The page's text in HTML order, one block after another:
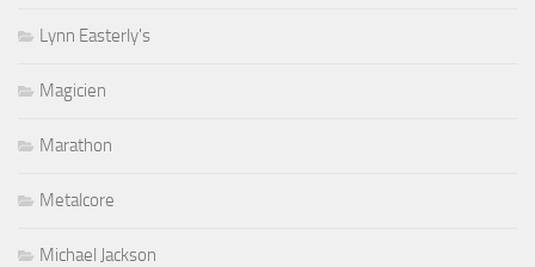
Lynn Easterly's
Magicien
Marathon
Metalcore
Michael Jackson